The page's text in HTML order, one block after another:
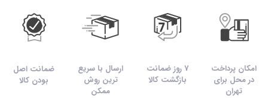
امکان پرداخت
در محل برای
تهران
7 روز ضمانت
بازگشت کالا
ارسال با سریع
ترین روش
ممکن
ضمانت اصل
بودن کالا